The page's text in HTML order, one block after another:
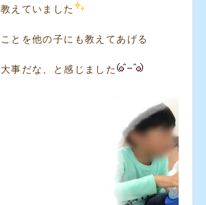
えていました
とを他の子にも教えてあげる
事だな、と感じました